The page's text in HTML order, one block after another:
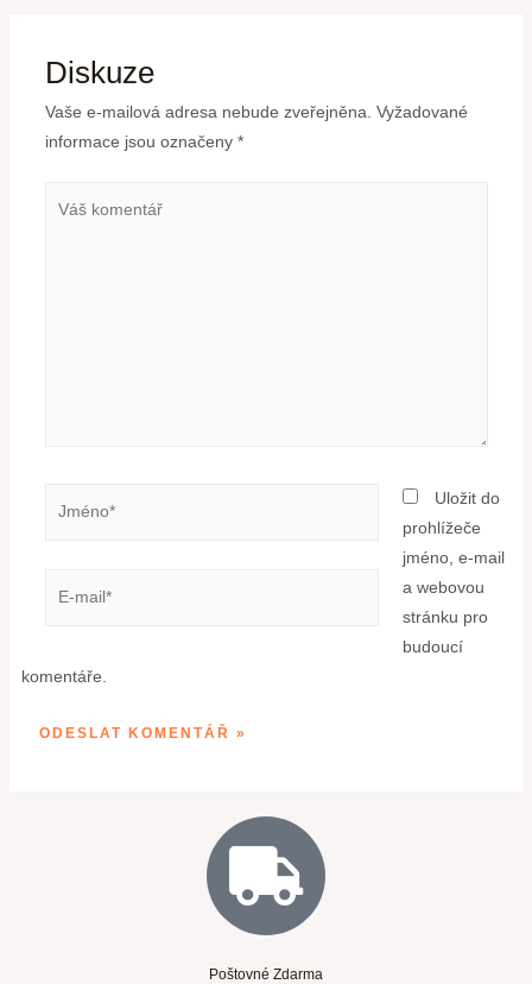
Diskuze
Vaše e-mailová adresa nebude zveřejněna. Vyžadované
informace jsou označeny *
Uložit do
prohlížeče
jméno, e-mail
a webovou
stránku pro
budoucí
komentáře.
Poštovné Zdarma